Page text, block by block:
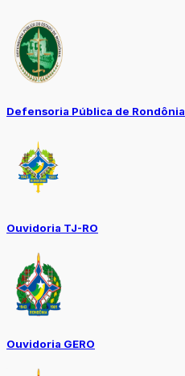
Defensoria Pública de Rondônia
Ouvidoria TJ-RO
Ouvidoria GERO